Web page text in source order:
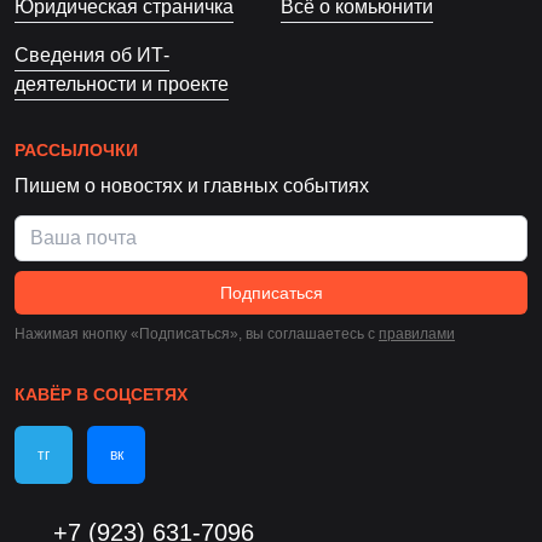
Юридическая страничка Всё о комьюнити
Сведения об ИТ-
деятельности и проекте
РАССЫЛОЧКИ
Пишем о новостях и главных событиях
Подписаться
Нажимая кнопку «Подписаться», вы соглашаетесь c правилами
КАВЁР В СОЦСЕТЯХ
тг вк
+7 (923) 631-7096